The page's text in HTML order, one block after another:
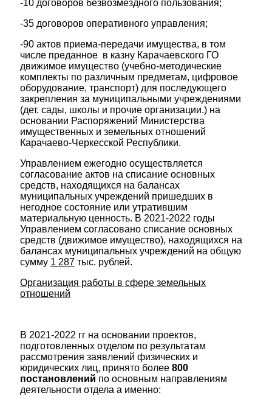
-10 договоров безвозмездного пользования;
-35 договоров оперативного управления;
-90 актов приема-передачи имущества, в том
числе преданное в казну Карачаевского ГО
движимое имущество (учебно-методические
комплекты по различным предметам, цифровое
оборудование, транспорт) для последующего
закрепления за муниципальными учреждениями
(дет. сады, школы и прочие организации.) на
основании Распоряжений Министерства
имущественных и земельных отношений
Карачаево-Черкесской Республики.
Управлением ежегодно осуществляется
согласование актов на списание основных
средств, находящихся на балансах
муниципальных учреждений пришедших в
негодное состояние или утратившим
материальную ценность. В 2021-2022 годы
Управлением согласовано списание основных
средств (движимое имущество), находящихся на
балансах муниципальных учреждений на общую
сумму 1 287 тыс. рублей.
Организация работы в сфере земельных
отношений
В 2021-2022 гг на основании проектов,
подготовленных отделом по результатам
рассмотрения заявлений физических и
юридических лиц, принято более 800
постановлений по основным направлениям
деятельности отдела а именно: